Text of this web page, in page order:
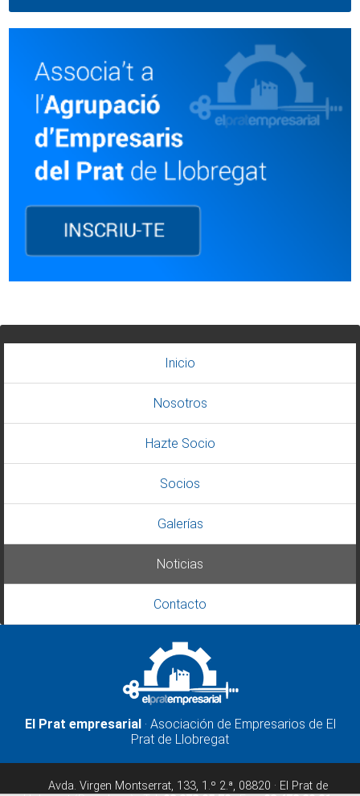
Inicio
Nosotros
Hazte Socio
Socios
Galerías
Noticias
Contacto
El Prat empresarial· Asociación de Empresarios de El
Prat de Llobregat
Avda. Virgen Montserrat, 133, 1.º 2.ª, 08820 · El Prat de